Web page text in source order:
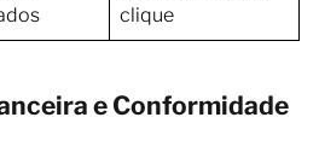
clique
e Conformidade